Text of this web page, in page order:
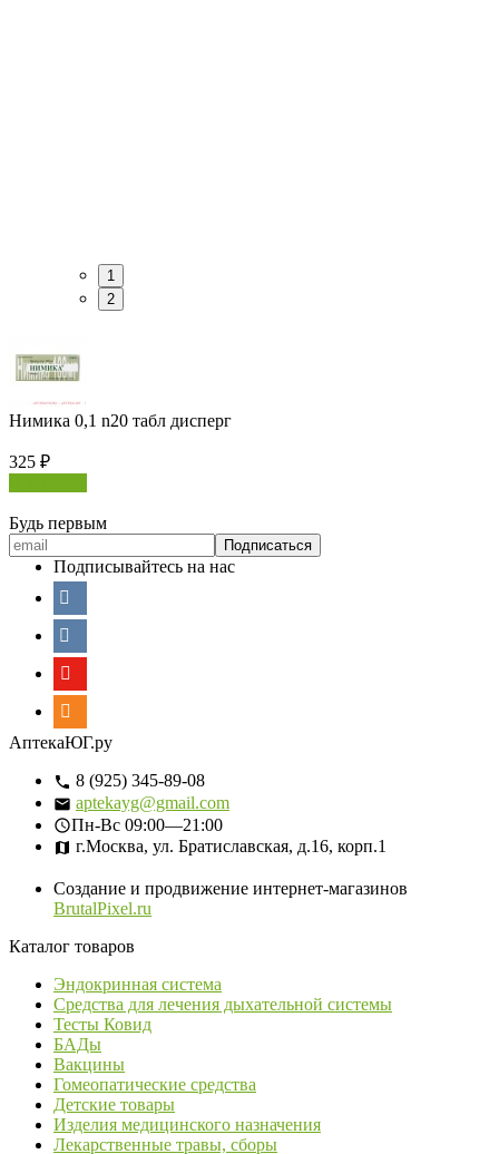
1
2
Нимика 0,1 n20 табл дисперг
325 ₽
Будь первым
Подписывайтесь на нас
АптекаЮГ.ру
8 (925) 345-89-08
aptekayg@gmail.com
Пн-Вс 09:00—21:00
г.Москва, ул. Братиславская, д.16, корп.1
Создание и продвижение интернет-магазинов
BrutalPixel.ru
Каталог товаров
Эндокринная система
Средства для лечения дыхательной системы
Тесты Ковид
БАДы
Вакцины
Гомеопатические средства
Детские товары
Изделия медицинского назначения
Лекарственные травы, сборы